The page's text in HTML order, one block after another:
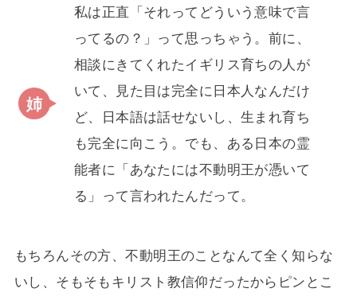
私は正直「それってどういう意味で言
ってるの？」って思っちゃう。前に、
相談にきてくれたイギリス育ちの人が
いて、見た目は完全に日本人なんだけ
ど、日本語は話せないし、生まれ育ち
も完全に向こう。でも、ある日本の霊
能者に「あなたには不動明王が憑いて
る」って言われたんだって。
もちろんその方、不動明王のことなんて全く知らな
いし、そもそもキリスト教信仰だったからピンとこ